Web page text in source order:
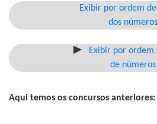
Exibir por ordem
dos números
Exibir por ordem
de números
Aqui temos os concursos anteriores: